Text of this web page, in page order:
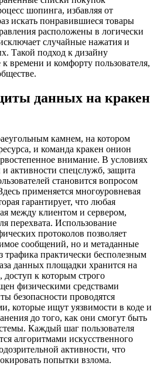
шопинга, избавляя от
искать понравившиеся товары
расположены в логически
случайные нажатия и
Такой подход к дизайну
времени и комфорту пользователя,
данных на кракен
камнем, на котором
и команда кракен онион
внимание. В условиях
активности спецслужб, защита
становится вопросом
применяется многоуровневая
гарантирует, что любая
между клиентом и сервером,
перехвата. Использование
протоколов позволяет
сообщений, но и метаданные
трафика практически бесполезным
данных площадки хранится на
доступ к которым строго
физическими средствами
безопасности проводятся
которые ищут уязвимости в коде и
до того, как они смогут быть
Каждый шаг пользователя
алгоритмами искусственного
активности, что
попытки взлома.